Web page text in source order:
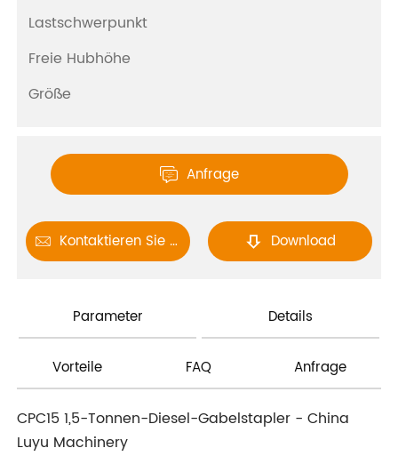
Lastschwerpunkt
Freie Hubhöhe
Größe
 Anfrage
 Kontaktieren Sie uns  Download
Parameter Details
Vorteile FAQ Anfrage
CPC15 1,5-Tonnen-Diesel-Gabelstapler - China
Luyu Machinery